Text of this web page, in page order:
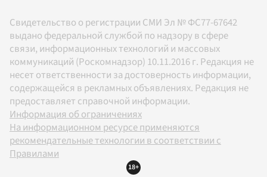
Свидетельство о регистрации СМИ Эл № ФС77-67642
выдано федеральной службой по надзору в сфере
связи, информационных технологий и массовых
коммуникаций (Роскомнадзор) 10.11.2016 г. Редакция не
несет ответственности за достоверность информации,
содержащейся в рекламных объявлениях. Редакция не
предоставляет справочной информации.
Информация об ограничениях
На информационном ресурсе применяются
рекомендательные технологии в соответствии с
Правилами
18+